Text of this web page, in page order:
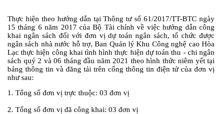
Cơ cấu tổ chức
Chức năng, nhiệm vụ
Doanh nghiệp
Hợp tác quốc tế
Đào tạo và Nghiên cứu
Cách mạng công nghiệp lần thứ 4
Quy hoạch khu chức năng
Vị trí
Cơ sở hạ tầng
Cơ chế ưu đãi đầu tư
Cơ chế Một cửa
Nguồn nhân lực
Nhà đầu tư
Hướng dẫn đầu tư ▼
Trình tự, thủ tục đầu tư
Tiêu chí đầu tư
Lĩnh vực đầu tư
Quản lý và vận hành dự án đầu tư
Văn bản pháp luật ▼
Các thủ tục hành chính
Doanh nghiệp
Đất đai
Thông báo ▼
Thông báo chung
Tuyển dụng
Dữ liệu mở
FAQs
Thực hiện theo hướng dẫn tại Thông tư số 61/2017/TT-BTC ngày
15 tháng 6 năm 2017 của Bộ Tài chính về việc hướng dẫn công
khai ngân sách đối với đơn vị dự toán ngân sách, tổ chức được
ngân sách nhà nước hỗ trợ, Ban Quản lý Khu Công nghệ cao Hòa
Lạc thực hiện công khai tình hình thực hiện dự toán thu - chi ngân
sách quý 2 và 06 tháng đầu năm 2021 theo hình thức niêm yết tại
bảng thông tin và đăng tải trên cổng thông tin điện tử của đơn vị
như sau:
1. Tổng số đơn vị trực thuộc: 03 đơn vị
2. Tổng số đơn vị đã công khai: 03 đơn vị